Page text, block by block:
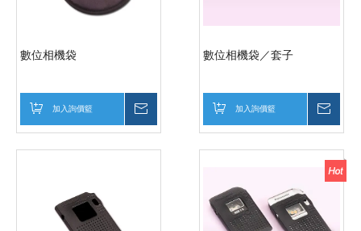
數位相機袋
加入詢價籃
數位相機袋／套子
加入詢價籃